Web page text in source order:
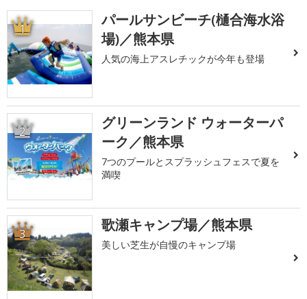
1
パールサンビーチ(樋合海水浴
場)／熊本県
人気の海上アスレチックが今年も登場
2
グリーンランド ウォーターパ
ーク／熊本県
7つのプールとスプラッシュフェスで夏を
満喫
3 歌瀬キャンプ場／熊本県
美しい芝生が自慢のキャンプ場